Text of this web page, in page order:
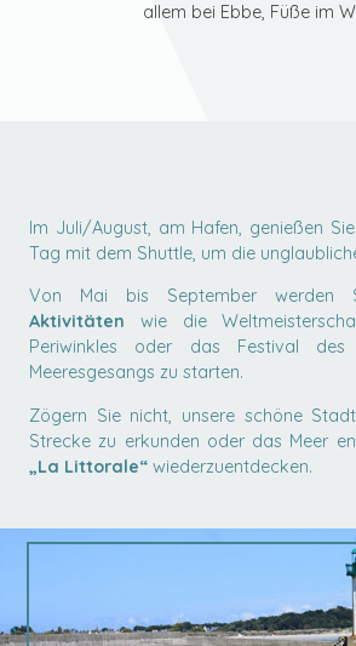
allem bei Ebbe, Füße im
Im Juli/August, am Hafen, genießen
Tag mit dem Shuttle, um die
Von Mai bis September werden
Aktivitäten wie die
Periwinkles oder das Festival
Meeresgesangs zu starten.
Zögern Sie nicht, unsere schöne
Strecke zu erkunden oder das Meer
„La Littorale“ wiederzuentdecken.